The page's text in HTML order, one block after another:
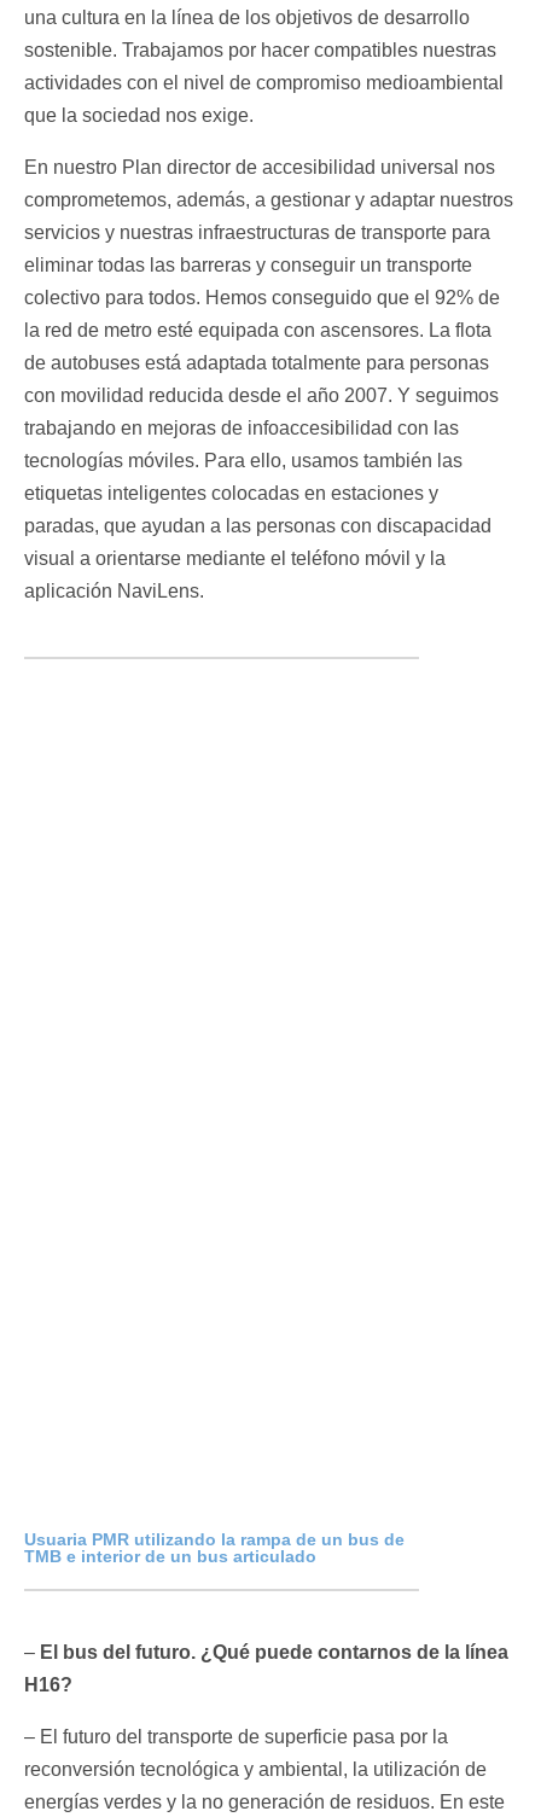
una cultura en la línea de los objetivos de desarrollo
sostenible. Trabajamos por hacer compatibles nuestras
actividades con el nivel de compromiso medioambiental
que la sociedad nos exige.
En nuestro Plan director de accesibilidad universal nos
comprometemos, además, a gestionar y adaptar nuestros
servicios y nuestras infraestructuras de transporte para
eliminar todas las barreras y conseguir un transporte
colectivo para todos. Hemos conseguido que el 92% de
la red de metro esté equipada con ascensores. La flota
de autobuses está adaptada totalmente para personas
con movilidad reducida desde el año 2007. Y seguimos
trabajando en mejoras de infoaccesibilidad con las
tecnologías móviles. Para ello, usamos también las
etiquetas inteligentes colocadas en estaciones y
paradas, que ayudan a las personas con discapacidad
visual a orientarse mediante el teléfono móvil y la
aplicación NaviLens.
Usuaria PMR utilizando la rampa de un bus de
TMB e interior de un bus articulado
– El bus del futuro. ¿Qué puede contarnos de la línea
H16?
– El futuro del transporte de superficie pasa por la
reconversión tecnológica y ambiental, la utilización de
energías verdes y la no generación de residuos. En este